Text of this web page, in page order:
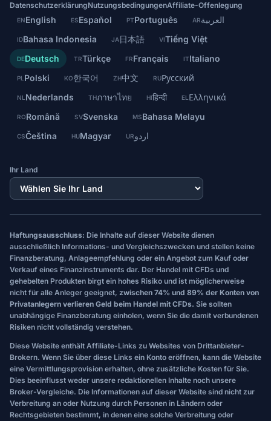
DatenschutzerklärungNutzungsbedingungenAffiliate-Offenlegung
ENEnglish ESEspañol PTPortuguês ARالعربية
IDBahasa Indonesia JA日本語 VITiếng Việt
DEDeutsch TRTürkçe FRFrançais ITItaliano
PL Polski KO한국어 ZH中文 RUРусский
NL Nederlands THภาษาไทย HIहिन्दी EL Ελληνικά
RORomână SVSvenska MSBahasa Melayu
CSČeština HUMagyar URاردو
Ihr Land
Haftungsausschluss: Die Inhalte auf dieser Website dienen
ausschließlich Informations- und Vergleichszwecken und stellen keine
Finanzberatung, Anlageempfehlung oder ein Angebot zum Kauf oder
Verkauf eines Finanzinstruments dar. Der Handel mit CFDs und
gehebelten Produkten birgt ein hohes Risiko und ist möglicherweise
nicht für alle Anleger geeignet, zwischen 74% und 89% der Konten von
Privatanlegern verlieren Geld beim Handel mit CFDs. Sie sollten
unabhängige Finanzberatung einholen, wenn Sie die damit verbundenen
Risiken nicht vollständig verstehen.
Diese Website enthält Affiliate-Links zu Websites von Drittanbieter-
Brokern. Wenn Sie über diese Links ein Konto eröffnen, kann die Website
eine Vermittlungsprovision erhalten, ohne zusätzliche Kosten für Sie.
Dies beeinflusst weder unsere redaktionellen Inhalte noch unsere
Broker-Vergleiche. Die Informationen auf dieser Website sind nicht zur
Verbreitung an oder Nutzung durch Personen in Ländern oder
Rechtsgebieten bestimmt, in denen eine solche Verbreitung oder